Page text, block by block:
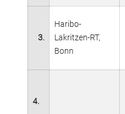
3.
Haribo-
Lakritzen-RT,
Bonn
4.